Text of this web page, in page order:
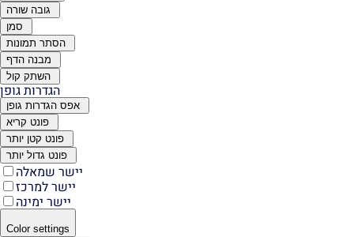
גובה שורה
סמן
הסתר תמונות
מבנה הדף
השתק קול
הגדרות גופן
אפס הגדרות גופן
פונט קריא
פונט קטן יותר
פונט גדול יותר
יישר שמאלה
יישר למרכז
יישר ימינה
Color settings